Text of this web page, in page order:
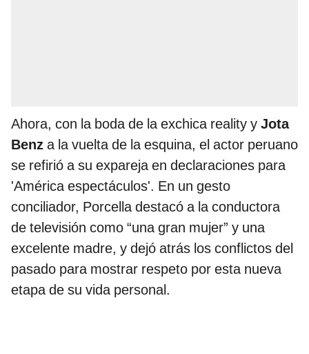
Ahora, con la boda de la exchica reality y Jota
Benz a la vuelta de la esquina, el actor peruano
se refirió a su expareja en declaraciones para
'América espectáculos'. En un gesto
conciliador, Porcella destacó a la conductora
de televisión como “una gran mujer” y una
excelente madre, y dejó atrás los conflictos del
pasado para mostrar respeto por esta nueva
etapa de su vida personal.